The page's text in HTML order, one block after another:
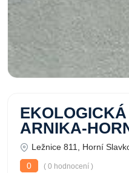
ARNIKA-
Ležnice 811, Horní
0
( 0 hodnocení )